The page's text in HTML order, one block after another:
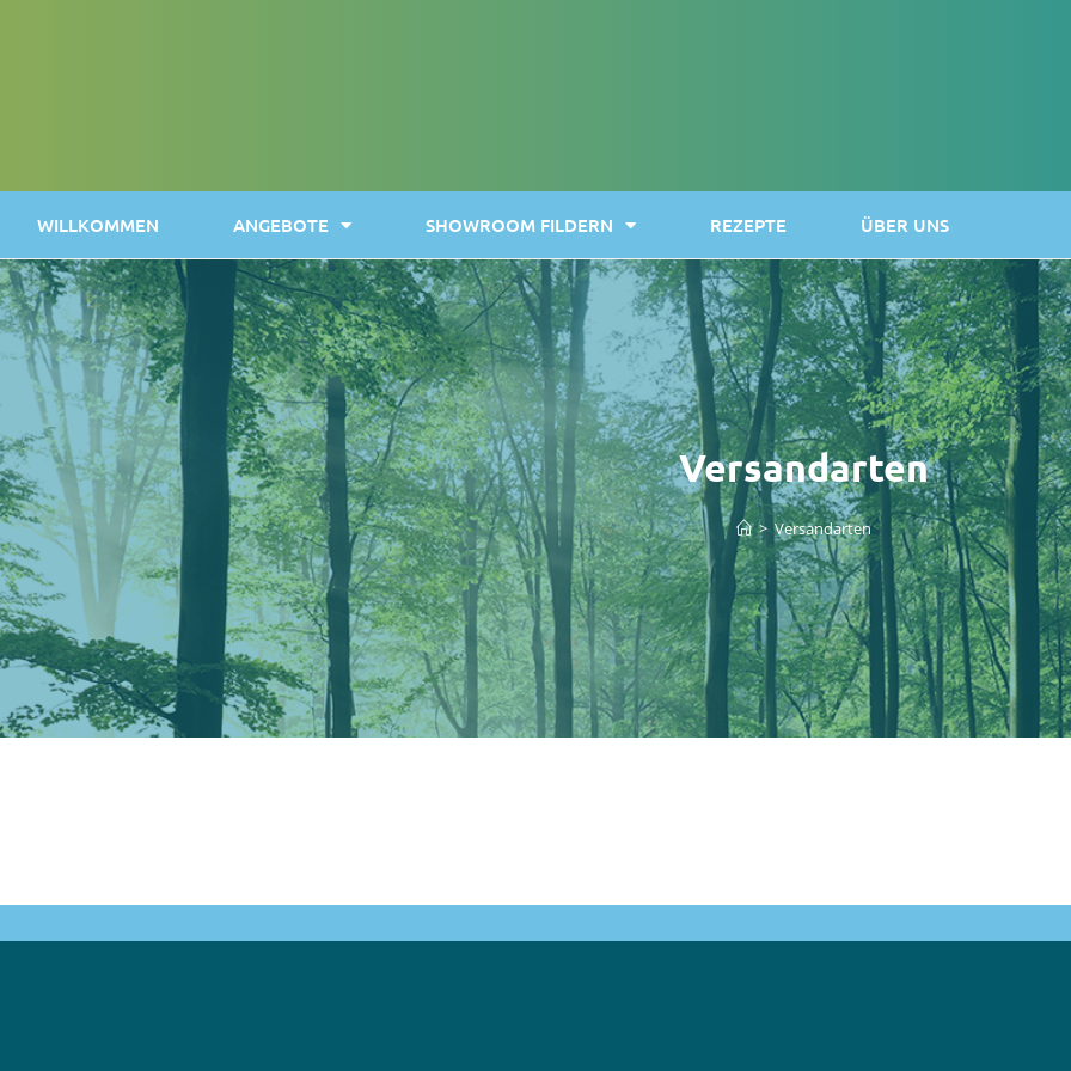
WILLKOMMEN ANGEBOTE SHOWROOM FILDERN REZEPTE ÜBER UNS
Versandarten
> Versandarten